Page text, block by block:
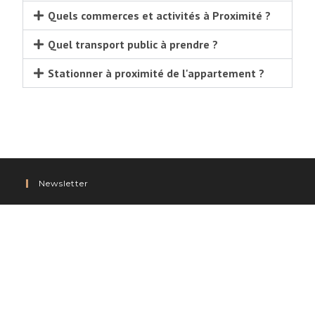
Quels commerces et activités à Proximité ?
Quel transport public à prendre ?
Stationner à proximité de l'appartement ?
Newsletter